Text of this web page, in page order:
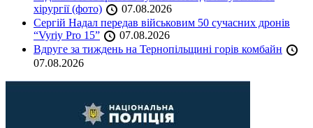
хірургії (фото)
07.08.2026
Сергій Надал передав військовим 50 сучасних дронів
“Vyriy Pro 15”
07.08.2026
Вдруге за тиждень на Тернопільщині горів комбайн
07.08.2026